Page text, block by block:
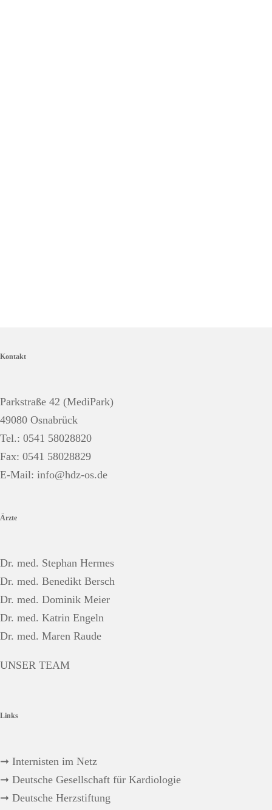
Kontakt
Parkstraße 42 (MediPark)
49080 Osnabrück
Tel.: 0541 58028820
Fax: 0541 58028829
E-Mail: info@hdz-os.de
Ärzte
Dr. med. Stephan Hermes
Dr. med. Benedikt Bersch
Dr. med. Dominik Meier
Dr. med. Katrin Engeln
Dr. med. Maren Raude
UNSER TEAM
Links
➞ Internisten im Netz
➞ Deutsche Gesellschaft für Kardiologie
➞ Deutsche Herzstiftung